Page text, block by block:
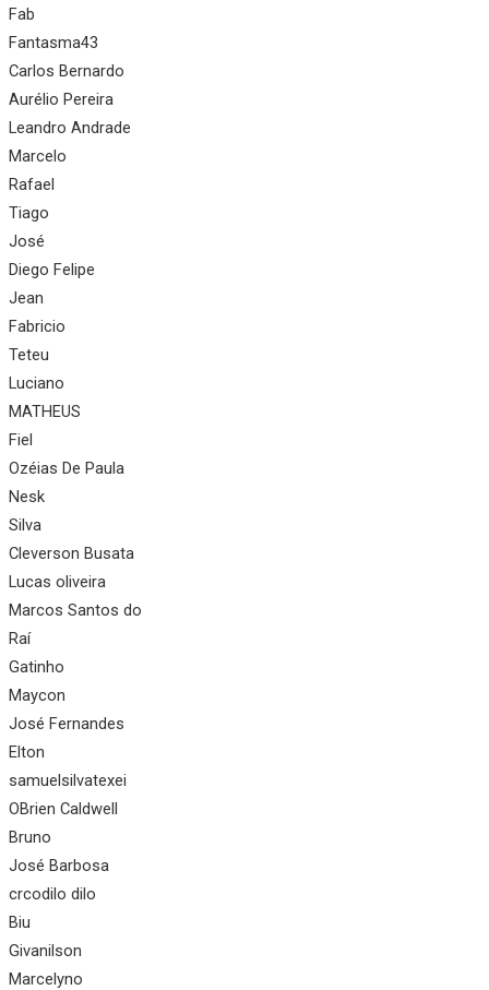
Fab
Fantasma43
Carlos Bernardo
Aurélio Pereira
Leandro Andrade
Marcelo
Rafael
Tiago
José
Diego Felipe
Jean
Fabricio
Teteu
Luciano
MATHEUS
Fiel
Ozéias De Paula
Nesk
Silva
Cleverson Busata
Lucas oliveira
Marcos Santos do
Raí
Gatinho
Maycon
José Fernandes
Elton
samuelsilvatexei
OBrien Caldwell
Bruno
José Barbosa
crcodilo dilo
Biu
Givanilson
Marcelyno